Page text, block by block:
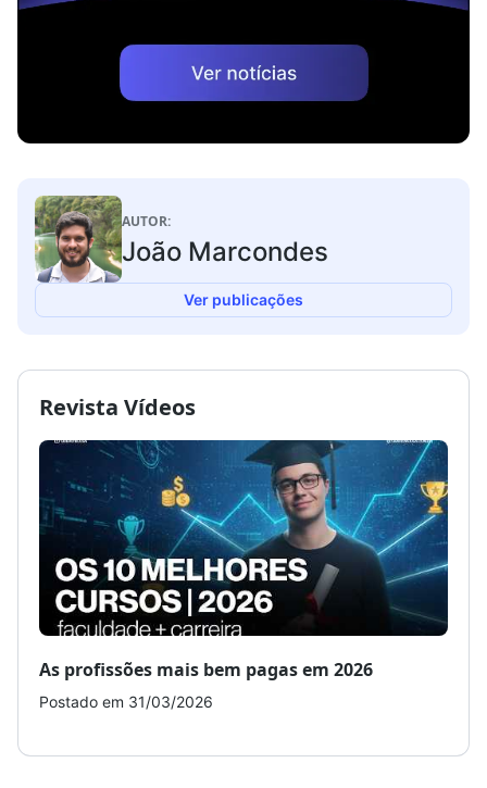
AUTOR:
João Marcondes
Ver publicações
Revista Vídeos
As profissões mais bem pagas em 2026
Postado em 31/03/2026